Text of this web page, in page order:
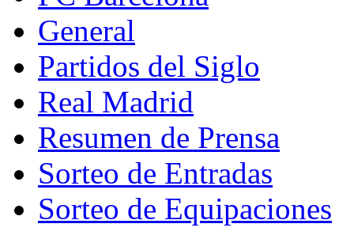
General
Partidos del Siglo
Real Madrid
Resumen de Prensa
Sorteo de Entradas
Sorteo de Equipaciones